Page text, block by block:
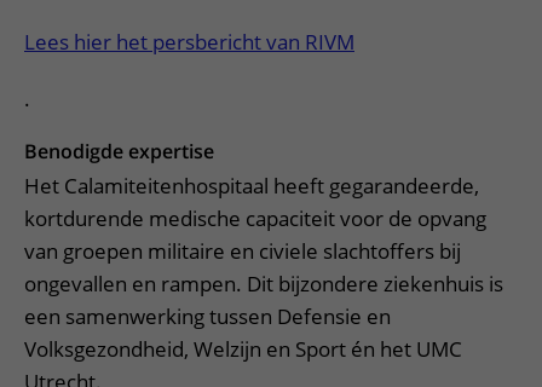
Lees hier het persbericht van RIVM
.
Benodigde expertise
Het Calamiteitenhospitaal heeft gegarandeerde,
kortdurende medische capaciteit voor de opvang
van groepen militaire en civiele slachtoffers bij
ongevallen en rampen. Dit bijzondere ziekenhuis is
een samenwerking tussen Defensie en
Volksgezondheid, Welzijn en Sport én het UMC